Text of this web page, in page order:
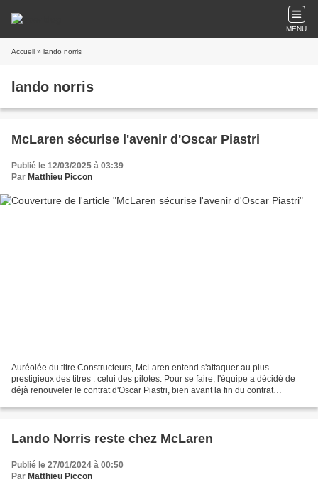
MENU
Accueil » lando norris
lando norris
McLaren sécurise l'avenir d'Oscar Piastri
Publié le 12/03/2025 à 03:39
Par Matthieu Piccon
Auréolée du titre Constructeurs, McLaren entend s'attaquer au plus
prestigieux des titres : celui des pilotes. Pour se faire, l'équipe a décidé de
déjà renouveler le contrat d'Oscar Piastri, bien avant la fin du contrat
Lando Norris reste chez McLaren
Publié le 27/01/2024 à 00:50
Par Matthieu Piccon